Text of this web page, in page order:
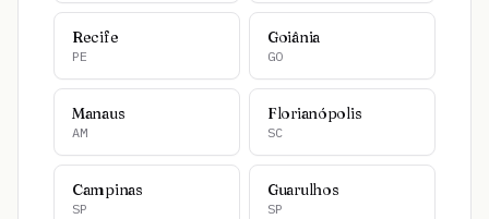
Recife
PE
Goiânia
GO
Manaus
AM
Florianópolis
SC
Campinas
SP
Guarulhos
SP